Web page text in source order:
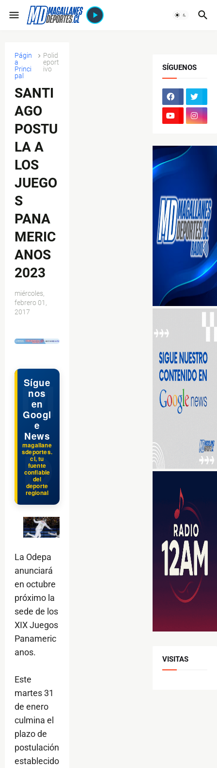
Págin
a
Princi
pal
Polid
eport
ivo
SANTI
AGO
POSTU
LA A
LOS
JUEGO
S
PANA
MERIC
ANOS
2023
miércoles,
febrero 01,
2017
Sígue
nos
en
Googl
e
News
magallane
sdeportes.
cl, tu
fuente
confiable
del
deporte
regional
La Odepa
anunciará
en octubre
próximo la
sede de los
XIX Juegos
Panameric
anos.
Este
martes 31
de enero
culmina el
plazo de
postulación
establecido
SÍGUENOS
VISITAS